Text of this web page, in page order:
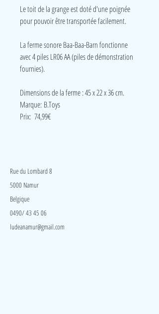
Le toit de la grange est doté d'une poignée
pour pouvoir être transportée facilement.
La ferme sonore Baa-Baa-Barn fonctionne
avec 4 piles LR06 AA (piles de démonstration
fournies).
Dimensions de la ferme : 45 x 22 x 36 cm.
Marque: B.Toys
Prix: 74,99€
Rue du Lombard 8
5000 Namur
Belgique
0490/ 43 45 06
ludeanamur@gmail.com